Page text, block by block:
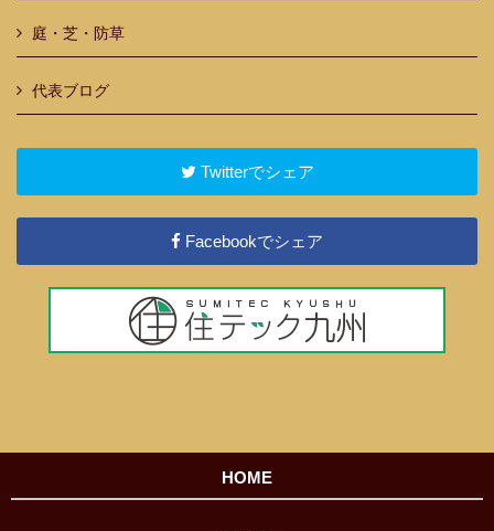
庭・芝・防草
代表ブログ
Twitterでシェア
Facebookでシェア
HOME